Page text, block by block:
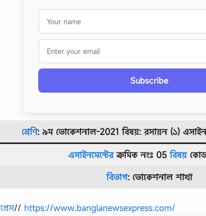
Subscribe
শ্রেণি: ৯ম ভোকেশনাল-2021 বিষয়: রসায়ন (১)
এসাইনমেন্টেরক্রমিক নংঃ 05 বিষয়
বিভাগ: ভোকেশনাল শাখা
// https://www.banglanewsexpress.com/